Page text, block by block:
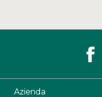
Azienda